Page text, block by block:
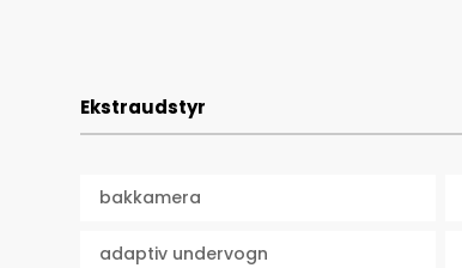
Ekstraudstyr
bakkamera
adaptiv undervogn